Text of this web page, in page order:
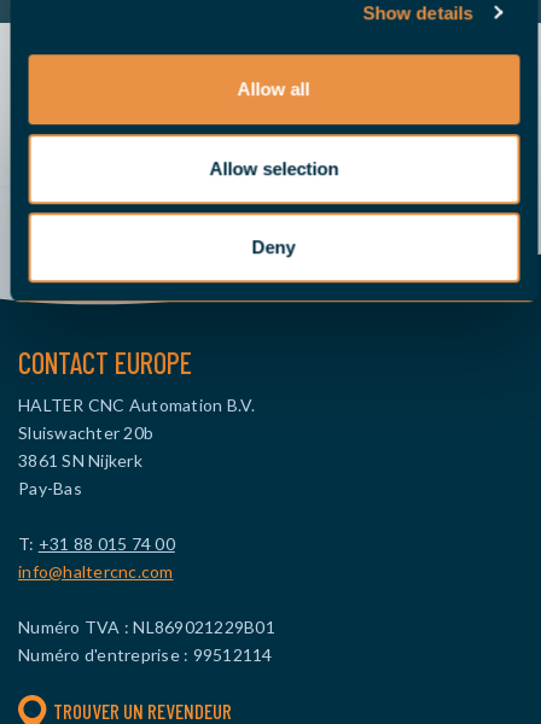
Show details
Allow all
Allow selection
Deny
Appelez-nous Envoyer un e-mail Demo Demandez un devis
CONTACT EUROPE
HALTER CNC Automation B.V.
Sluiswachter 20b
3861 SN Nijkerk
Pay-Bas
T: +31 88 015 74 00
info@haltercnc.com
Numéro TVA : NL869021229B01
Numéro d'entreprise : 99512114
TROUVER UN REVENDEUR